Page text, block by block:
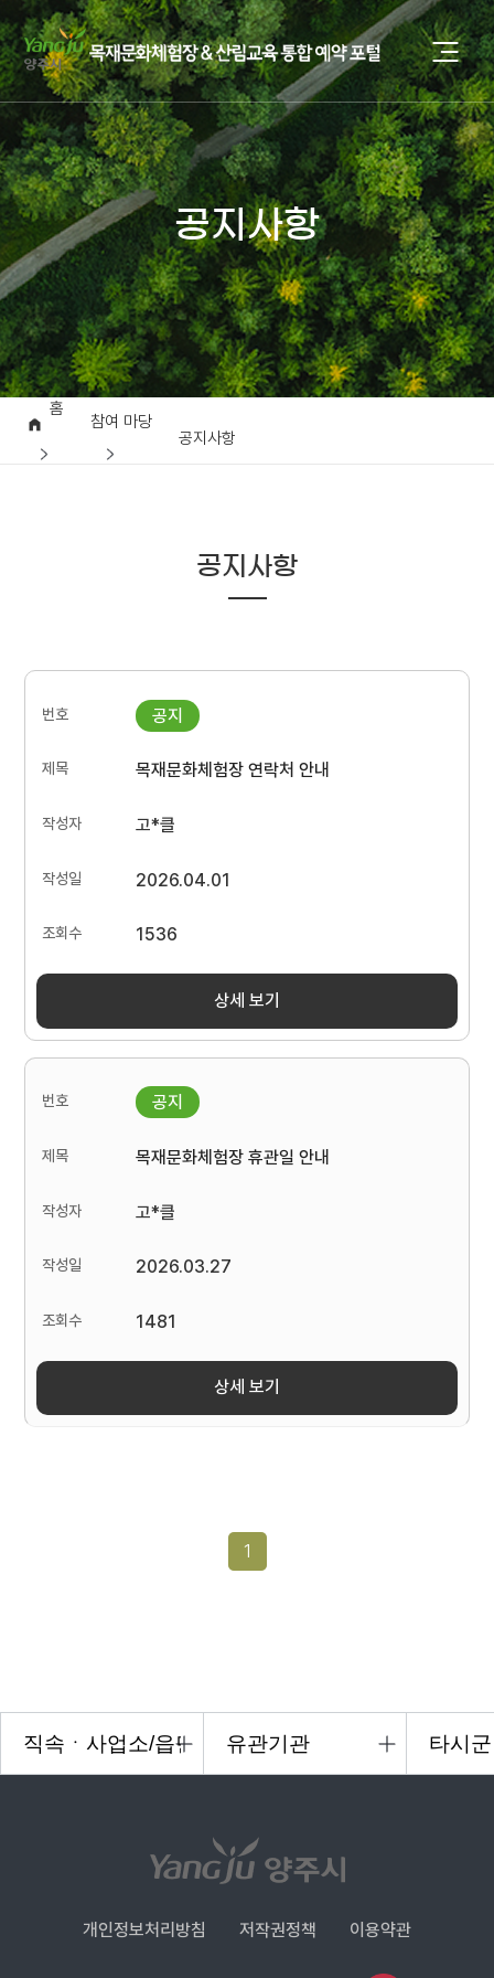
공지사항
홈
참여 마당
공지사항
공지사항
목재문화체험장 연락처 안내
고*클
2026.04.01
1536
상세 보기
목재문화체험장 휴관일 안내
고*클
2026.03.27
1481
상세 보기
1
개인정보처리방침 저작권정책 이용약관